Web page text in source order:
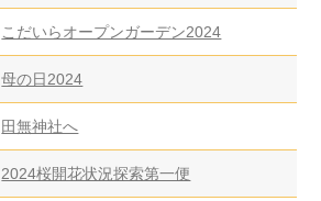
こだいらオープンガーデン2024
母の日2024
田無神社へ
2024桜開花状況探索第一便